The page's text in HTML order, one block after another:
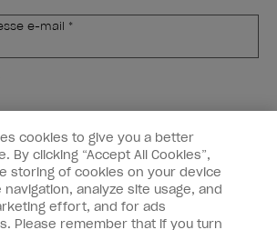
e-mail *
cookies to give you a better
By clicking “Accept All Cookies”,
storing of cookies on your device
analyze site usage, and
effort, and for ads
Please remember that if you turn